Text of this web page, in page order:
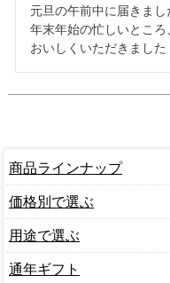
元旦の午前中に届きまし
年末年始の忙しいとこ
おいしくいただきました
商品ラインナップ
価格別で選ぶ
用途で選ぶ
通年ギフト